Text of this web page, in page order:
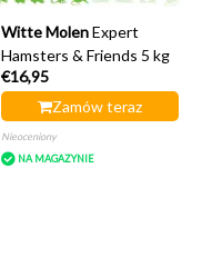
Witte Molen Expert
Hamsters & Friends 5 kg
€16,95
Zamów teraz
Nieoceniony
NA MAGAZYNIE